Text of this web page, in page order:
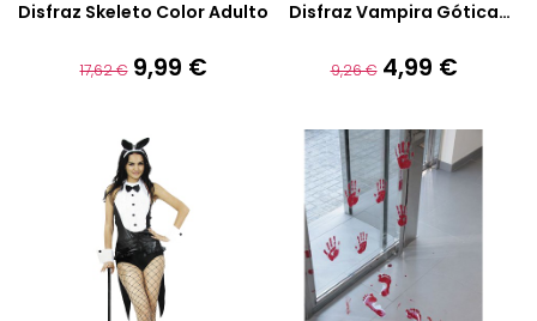
Disfraz Skeleto Color Adulto
Precio
17,62 € Precio
9,99 €
Disfraz Vampira Gótica
Precio
9,26 € Precio
4,99 €